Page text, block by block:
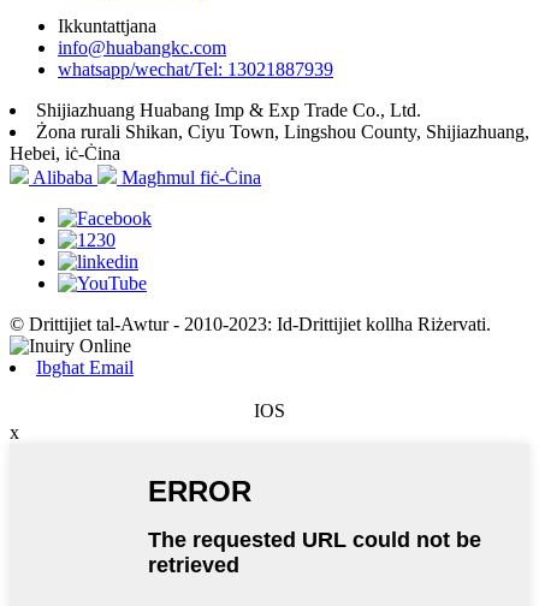
Ikkuntattjana
info@huabangkc.com
whatsapp/wechat/Tel: 13021887939
Shijiazhuang Huabang Imp & Exp Trade Co., Ltd.
Żona rurali Shikan, Ciyu Town, Lingshou County, Shijiazhuang,
Hebei, iċ-Ċina
Alibaba
Magħmul fiċ-Ċina
© Drittijiet tal-Awtur - 2010-2023: Id-Drittijiet kollha Riżervati.
Ibgħat Email
IOS
x